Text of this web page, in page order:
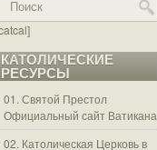
КАТОЛИЧЕСКИЕ
РЕСУРСЫ
01. Святой Престол
Официальный сайт Ватикана
02. Католическая Церковь в